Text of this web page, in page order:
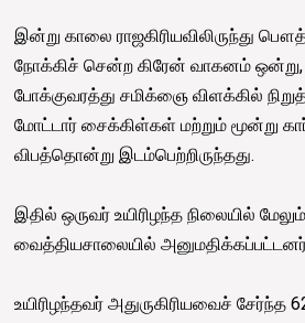
இன்று காலை ராஜகிரியவிலிருந்து
நோக்கிச் சென்ற கிரேன் வாகனம்
போக்குவரத்து சமிக்ஞை விளக்கில்
மோட்டார் சைக்கிள்கள் மற்றும் மூன்று
விபத்தொன்று இடம்பெற்றிருந்தது.
இதில் ஒருவர் உயிரிழந்த நிலையில்
வைத்தியசாலையில்
உயிரிழந்தவர் அதுருகிரியவைச் சேர்ந்த